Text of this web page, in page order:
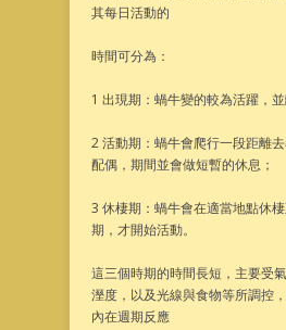
其每日活動的
時間可分為：
1 出現期：蝸牛變的較為活躍，
2 活動期：蝸牛會爬行一段距離
配偶，期間並會做短暫的休息；
3 休棲期：蝸牛會在適當地點休
期，才開始活動。
這三個時期的時間長短，主要受
溼度，以及光線與食物等所調控
內在週期反應